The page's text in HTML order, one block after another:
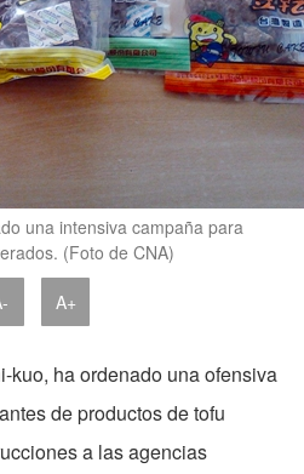
una intensiva campaña para
(Foto de CNA)
A+
kuo, ha ordenado una ofensiva
de productos de tofu
a las agencias